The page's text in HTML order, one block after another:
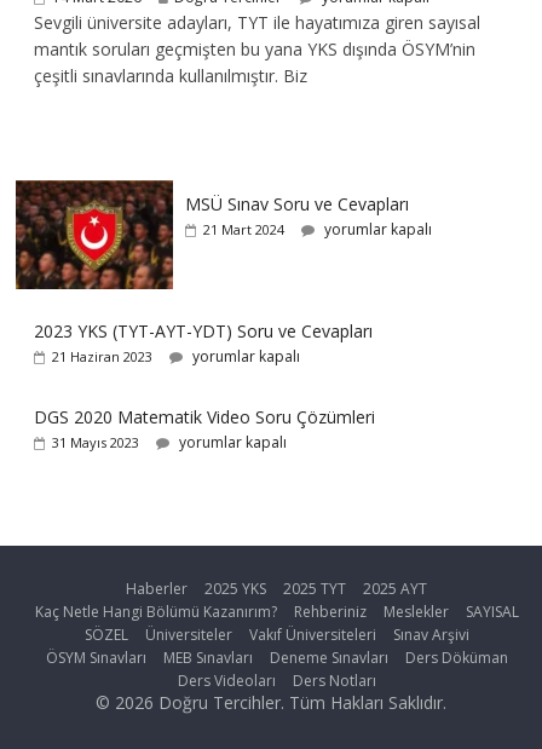
Sevgili üniversite adayları, TYT ile hayatımıza giren sayısal
mantık soruları geçmişten bu yana YKS dışında ÖSYM’nin
çeşitli sınavlarında kullanılmıştır. Biz
MSÜ Sınav Soru ve Cevapları
21 Mart 2024 yorumlar kapalı
2023 YKS (TYT-AYT-YDT) Soru ve Cevapları
21 Haziran 2023 yorumlar kapalı
DGS 2020 Matematik Video Soru Çözümleri
31 Mayıs 2023 yorumlar kapalı
Haberler 2025 YKS 2025 TYT
2025 AYT
Kaç Netle Hangi Bölümü Kazanırım?
Rehberiniz Meslekler
SAYISAL
SÖZEL
Üniversiteler Vakıf Üniversiteleri
Sınav Arşivi
ÖSYM Sınavları
MEB Sınavları Deneme Sınavları
Ders Döküman
Ders Videoları
Ders Notları
© 2026 Doğru Tercihler. Tüm Hakları Saklıdır.